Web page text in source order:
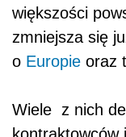
większości
zmniejsza się
o Europie oraz
Wiele z nich